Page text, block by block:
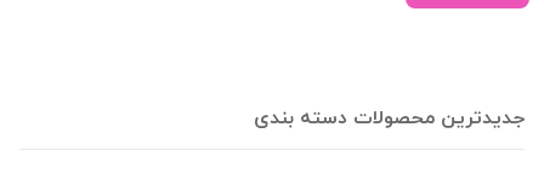
جدیدترین محصولات دسته بندی